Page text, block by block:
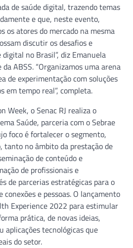
de saúde digital, trazendo temas
e que, neste evento,
os atores do mercado na mesma
discutir os desafios e
no Brasil”, diz Emanuela
ABSS. “Organizamos uma arena
de experimentação com soluções
em tempo real”, completa.
Week, o Senac RJ realiza o
Saúde, parceria com o Sebrae
foco é fortalecer o segmento,
tanto no âmbito da prestação de
de conteúdo e
de profissionais e
de parcerias estratégicas para o
e pessoas. O lançamento
Experience 2022 para estimular
prática, de novas ideias,
aplicações tecnológicas que
do setor.